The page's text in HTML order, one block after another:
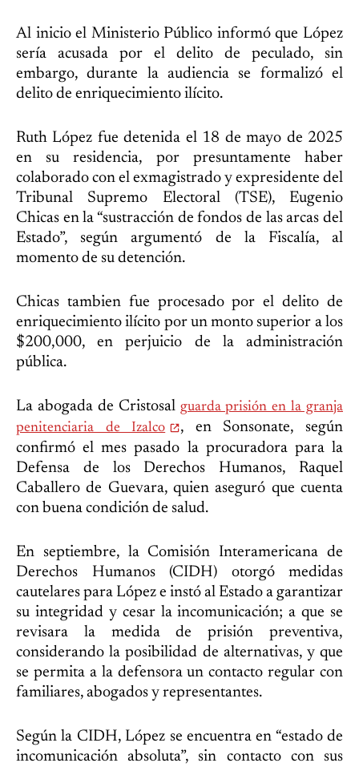
Al inicio el Ministerio Público informó que López
sería acusada por el delito de peculado, sin
embargo, durante la audiencia se formalizó el
delito de enriquecimiento ilícito.
Ruth López fue detenida el 18 de mayo de 2025
en su residencia, por presuntamente haber
colaborado con el exmagistrado y expresidente del
Tribunal Supremo Electoral (TSE), Eugenio
Chicas en la “sustracción de fondos de las arcas del
Estado”, según argumentó de la Fiscalía, al
momento de su detención.
Chicas tambien fue procesado por el delito de
enriquecimiento ilícito por un monto superior a los
$200,000, en perjuicio de la administración
pública.
La abogada de Cristosal guarda prisión en la granja
penitenciaria de Izalco
, en Sonsonate, según
confirmó el mes pasado la procuradora para la
Defensa de los Derechos Humanos, Raquel
Caballero de Guevara, quien aseguró que cuenta
con buena condición de salud.
En septiembre, la Comisión Interamericana de
Derechos Humanos (CIDH) otorgó medidas
cautelares para López e instó al Estado a garantizar
su integridad y cesar la incomunicación; a que se
revisara la medida de prisión preventiva,
considerando la posibilidad de alternativas, y que
se permita a la defensora un contacto regular con
familiares, abogados y representantes.
Según la CIDH, López se encuentra en “estado de
incomunicación absoluta”, sin contacto con sus